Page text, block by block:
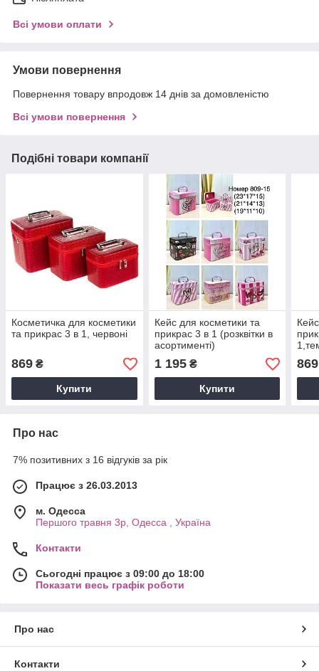
Всі умови оплати
Умови повернення
Повернення товару впродовж 14 днів за домовленістю
Всі умови повернення
Подібні товари компанії
Косметичка для косметики
та прикрас 3 в 1, червоні
869 ₴
Купити
Кейс для косметики та
прикрас 3 в 1 (розквітки в
асортименті)
1 195₴
Купити
869
Про нас
7% позитивних з 16 відгуків за рік
Працює з 26.03.2013
м. Одесса
Першого травня 3р, Одесса , Україна
Контакти
Сьогодні працює з 09:00 до 18:00
Показати весь графік роботи
Про нас
Контакти